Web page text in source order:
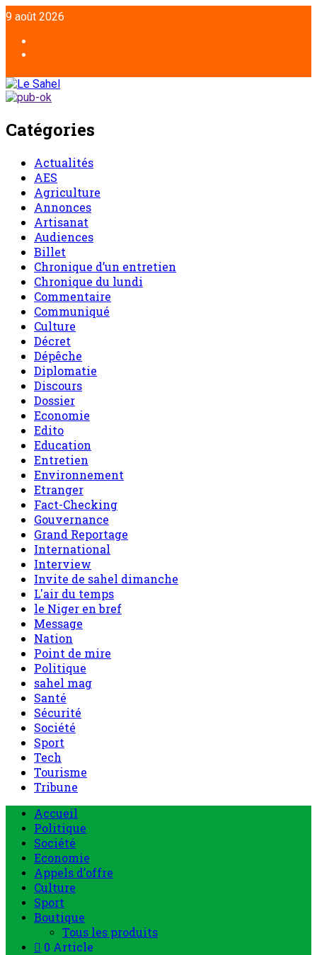
9 août 2026
Catégories
Actualités
AES
Agriculture
Annonces
Artisanat
Audiences
Billet
Chronique d’un entretien
Chronique du lundi
Commentaire
Communiqué
Culture
Décret
Dépêche
Diplomatie
Discours
Dossier
Economie
Edito
Education
Entretien
Environnement
Etranger
Fact-Checking
Gouvernance
Grand Reportage
International
Interview
Invite de sahel dimanche
L'air du temps
le Niger en bref
Message
Nation
Point de mire
Politique
sahel mag
Santé
Sécurité
Société
Sport
Tech
Tourisme
Tribune
Accueil
Politique
Société
Economie
Appels d’offre
Culture
Sport
Boutique
Tous les produits
0 Article